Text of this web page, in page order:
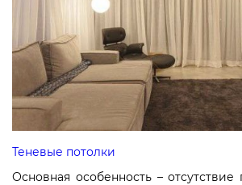
Теневые потолки
Основная особенность – отсутствие